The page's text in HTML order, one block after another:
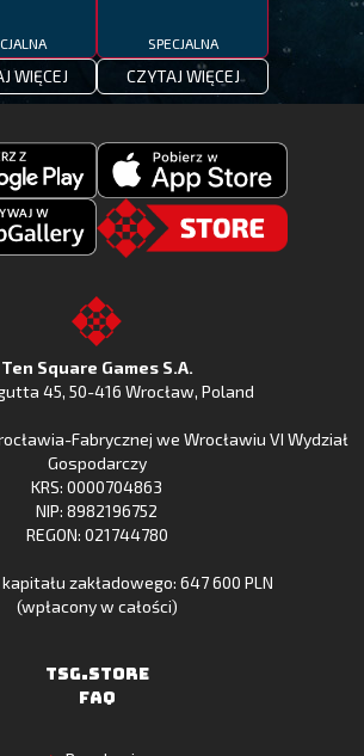
WIĘCEJ
SPECJALNA
CZYTAJ WIĘCEJ
Pobierz
Fishing
z
Apple
Store
to
the
Ten Square Games S.A.
45, 50-416 Wrocław, Poland
Fabrycznej we Wrocławiu VI Wydział
Gospodarczy
KRS: 0000704863
NIP: 8982196752
REGON: 021744780
zakładowego: 647 600 PLN
(wpłacony w całości)
TSG.STORE
FAQ